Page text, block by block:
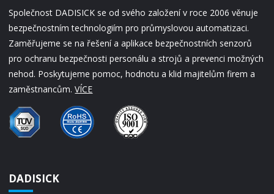
Společnost DADISICK se od svého založení v roce 2006 věnuje
bezpečnostním technologiím pro průmyslovou automatizaci.
Zaměřujeme se na řešení a aplikace bezpečnostních senzorů
pro ochranu bezpečnosti personálu a strojů a prevenci možných
nehod. Poskytujeme pomoc, hodnotu a klid majitelům firem a
zaměstnancům.VÍCE
DADISICK